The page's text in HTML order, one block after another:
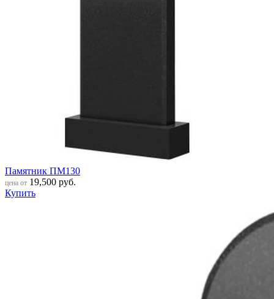
Памятник ПМ130
цена от 19,500 руб.
Купить